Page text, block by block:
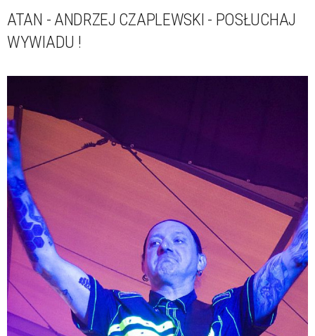
ATAN - ANDRZEJ CZAPLEWSKI - POSŁUCHAJ
WYWIADU !